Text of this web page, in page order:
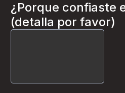
¿Porque confiaste
(detalla por favor)